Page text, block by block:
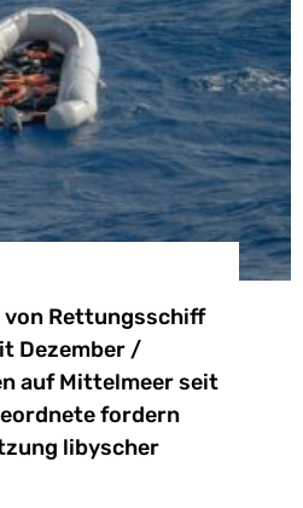
Rettungsschiff
Dezember /
auf Mittelmeer seit
fordern
libyscher